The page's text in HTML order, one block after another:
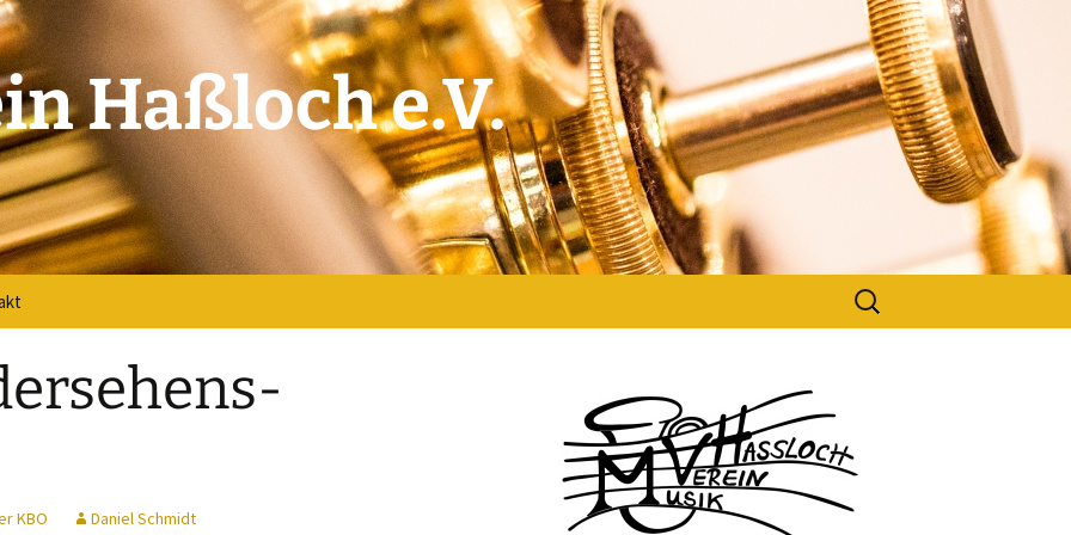
Haßloch e.V.
Suchen
nach:
KBO Daniel Schmidt